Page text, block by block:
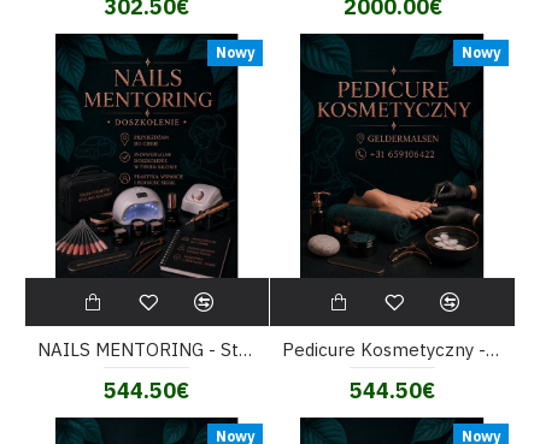
302.50€ 2000.00€
Nowy
NAILS MENTORING - Stylizacja Paznokci - szkolenie
544.50€
Nowy
Pedicure Kosmetyczny - szkolenie
544.50€
Nowy Nowy